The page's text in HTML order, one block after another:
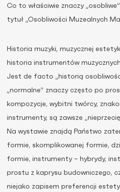
Co to właściwie znaczy
tytuł „Osobliwości Muzealnych
Historia muzyki, muzycznej
historia instrumentów
Jest de facto „historią
„normalne” znaczy często po
kompozycje, wybitni twórcy,
instrumenty, są zawsze
Na wystawie znajdą Państwo
formie, skomplikowanej formie,
formie, instrumenty – hybrydy,
prostu z kaprysu budowniczego,
niejako zapisem preferencji